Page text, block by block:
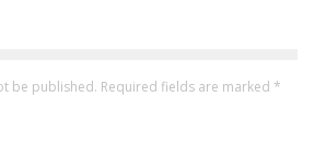
be published. Required fields are marked *